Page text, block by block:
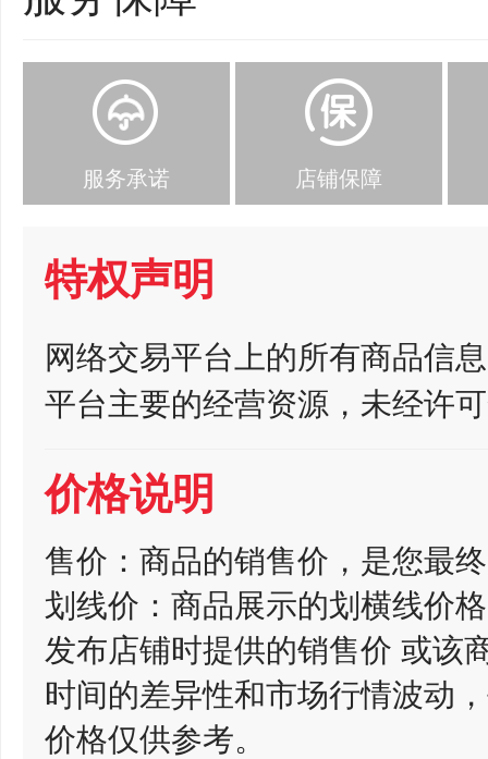
服务承诺 店铺保障
特权声明
网络交易平台上的所有商品信
平台主要的经营资源，未经许
价格说明
售价：商品的销售价，是您最
划线价：商品展示的划横线价
发布店铺时提供的销售价 或该
时间的差异性和市场行情波动
价格仅供参考。